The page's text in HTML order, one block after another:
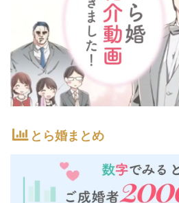
とら婚まとめ